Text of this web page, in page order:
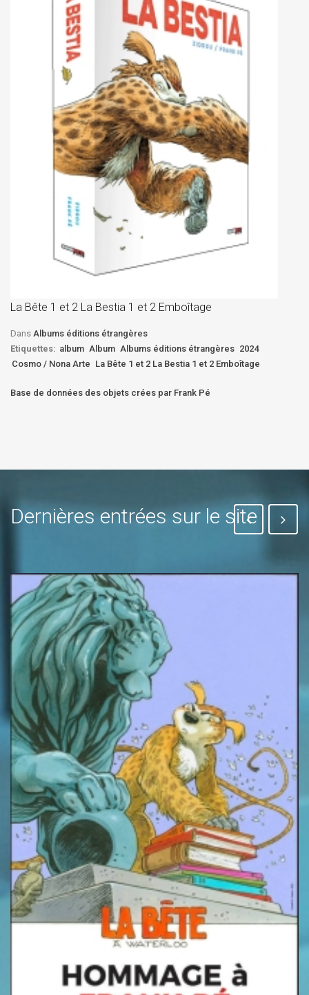
La Bête 1 et 2 La Bestia 1 et 2 Emboîtage
Dans Albums éditions étrangères
Etiquettes: album Album Albums éditions étrangères 2024
Cosmo / Nona Arte La Bête 1 et 2 La Bestia 1 et 2 Emboîtage
Base de données des objets crées par Frank Pé
Dernières entrées sur le site